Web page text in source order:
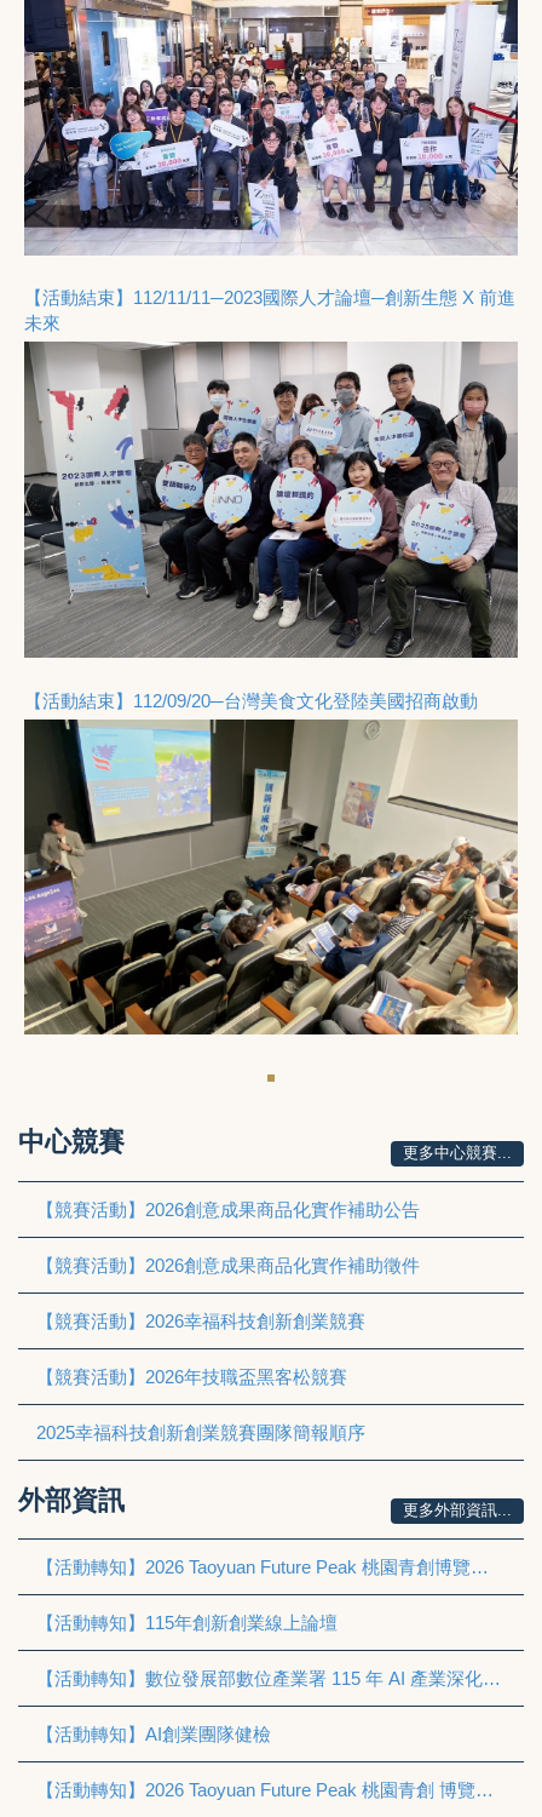
【活動結束】112/11/11─2023國際人才論壇─創新生態 X 前進
未來
【活動結束】112/09/20─台灣美食文化登陸美國招商啟動
中心競賽
【競賽活動】2026創意成果商品化實作補助公告
【競賽活動】2026創意成果商品化實作補助徵件
【競賽活動】2026幸福科技創新創業競賽
【競賽活動】2026年技職盃黑客松競賽
2025幸福科技創新創業競賽團隊簡報順序
更多中心競賽...
外部資訊
【活動轉知】2026 Taoyuan Future Peak 桃園青創博覽會與BIOMED-X
【活動轉知】115年創新創業線上論壇
【活動轉知】數位發展部數位產業署 115 年 AI 產業深化暨多元人才共育計畫 AI 新銳選拔專案
【活動轉知】AI創業團隊健檢
【活動轉知】2026 Taoyuan Future Peak 桃園青創 博覽會與BIOMED-X 」新創聯展活動
更多外部資訊...